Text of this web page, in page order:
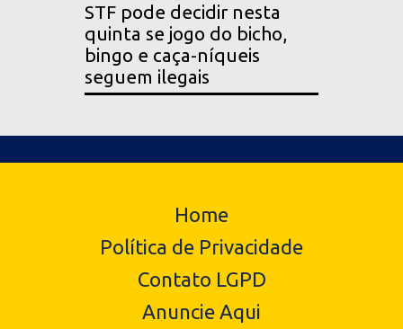
STF pode decidir nesta
quinta se jogo do bicho,
bingo e caça-níqueis
seguem ilegais
Home
Política de Privacidade
Contato LGPD
Anuncie Aqui